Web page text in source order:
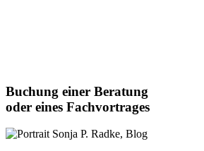
Buchung einer Beratung
oder eines Fachvortrages